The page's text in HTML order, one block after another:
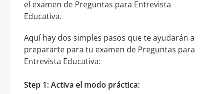
el examen de Preguntas para Entrevista
Educativa.
Aquí hay dos simples pasos que te ayudarán a
prepararte para tu examen de Preguntas para
Entrevista Educativa:
Step 1: Activa el modo práctica: